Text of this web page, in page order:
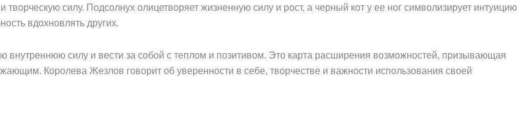
силу. Подсолнух олицетворяет жизненную силу и рост, а черный кот у ее ног символизирует интуицию
вдохновлять других.
внутреннюю силу и вести за собой с теплом и позитивом. Это карта расширения возможностей, призывающая
Королева Жезлов говорит об уверенности в себе, творчестве и важности использования своей